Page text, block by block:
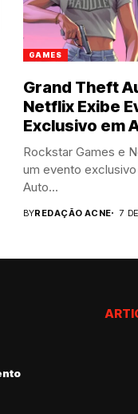
GAMES
Grand Theft
Netflix Exibe
Exclusivo em
Rockstar Games e
um evento
Auto...
BYREDAÇÃO ACNE 7